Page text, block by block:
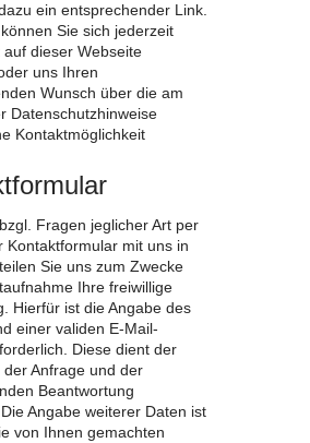
ein entsprechender Link.
Sie sich jederzeit
dieser Webseite
uns Ihren
Wunsch über die am
Datenschutzhinweise
Kontaktmöglichkeit
Fragen jeglicher Art per
Kontaktformular mit uns in
Sie uns zum Zwecke
Ihre freiwillige
Hierfür ist die Angabe des
einer validen E-Mail-
Diese dient der
Anfrage und der
Beantwortung
Angabe weiterer Daten ist
von Ihnen gemachten